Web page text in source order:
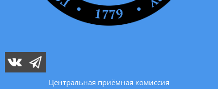
Центральная приёмная комиссия